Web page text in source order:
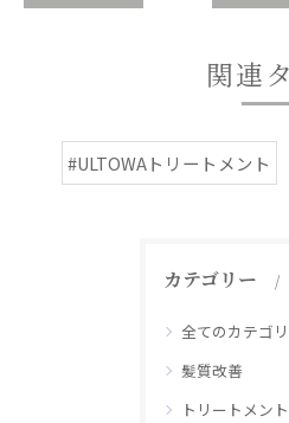
関連
#ULTOWAトリートメント
カテゴリー
全てのカテゴ
髪質改善
トリートメント